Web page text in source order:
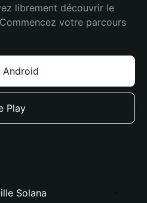
librement découvrir le
votre parcours
Android
Play
Solana